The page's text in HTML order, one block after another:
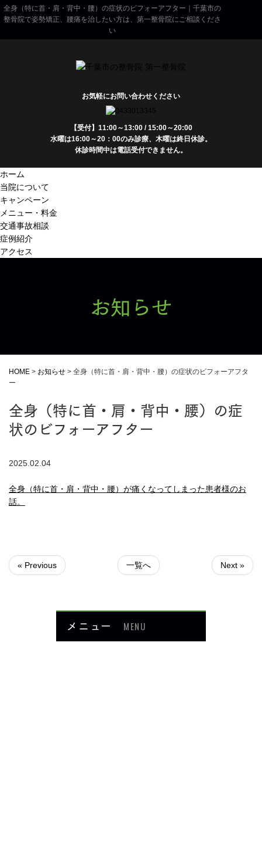
全身（特に首・肩・背中・腰）の症状のビフォーアフター｜千葉市の
整骨院で姿勢矯正、腰痛を治したい方は、第一整骨院にご相談くださ
い
お気軽にお問い合わせください
【受付】11:00～13:00 / 15:00～20:00
水曜は16:00～20：00のみ診療、木曜は終日休診。
休診時間中は電話受付できません。
ホーム
当院について
キャンペーン
メニュー・料金
交通事故相談
症例紹介
アクセス
お知らせ
HOME > お知らせ > 全身（特に首・肩・背中・腰）の症状のビフォーアフタ
ー
全身（特に首・肩・背中・腰）の症
状のビフォーアフター
2025.02.04
全身（特に首・肩・背中・腰）が痛くなってしまった患者様のお
話。
« Previous 一覧へ Next »
メニュー MENU